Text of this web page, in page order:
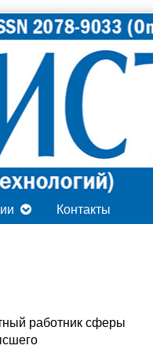
Контакты
работник сферы